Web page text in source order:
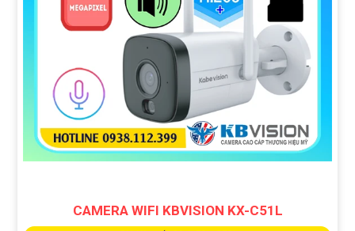
CAMERA WIFI KBVISION KX-C51L